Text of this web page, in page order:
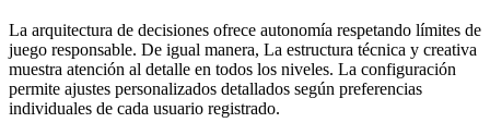
La arquitectura de decisiones ofrece autonomía respetando límites de
juego responsable. De igual manera, La estructura técnica y creativa
muestra atención al detalle en todos los niveles. La configuración
permite ajustes personalizados detallados según preferencias
individuales de cada usuario registrado.